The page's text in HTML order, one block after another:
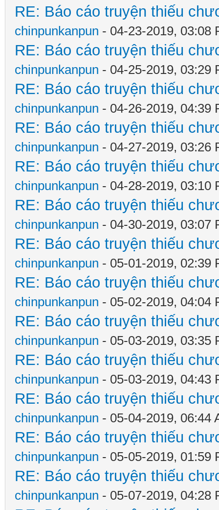
RE: Báo cáo truyện thiếu
chinpunkanpun - 04-23-2019, 03:08
RE: Báo cáo truyện thiếu
chinpunkanpun - 04-25-2019, 03:29
RE: Báo cáo truyện thiếu
chinpunkanpun - 04-26-2019, 04:39
RE: Báo cáo truyện thiếu
chinpunkanpun - 04-27-2019, 03:26
RE: Báo cáo truyện thiếu
chinpunkanpun - 04-28-2019, 03:10
RE: Báo cáo truyện thiếu
chinpunkanpun - 04-30-2019, 03:07
RE: Báo cáo truyện thiếu
chinpunkanpun - 05-01-2019, 02:39
RE: Báo cáo truyện thiếu
chinpunkanpun - 05-02-2019, 04:04
RE: Báo cáo truyện thiếu
chinpunkanpun - 05-03-2019, 03:35
RE: Báo cáo truyện thiếu
chinpunkanpun - 05-03-2019, 04:43
RE: Báo cáo truyện thiếu
chinpunkanpun - 05-04-2019, 06:44
RE: Báo cáo truyện thiếu
chinpunkanpun - 05-05-2019, 01:59
RE: Báo cáo truyện thiếu
chinpunkanpun - 05-07-2019, 04:28